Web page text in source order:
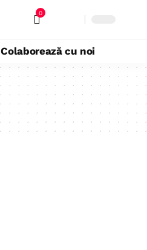
0
Colaborează cu noi